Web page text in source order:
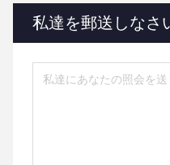
私達を郵送しなさ